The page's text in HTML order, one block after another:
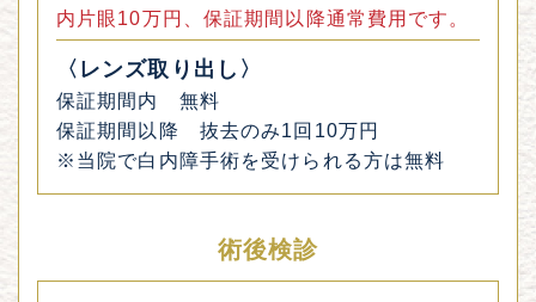
内片眼10万円、保証期間以降通常費用です。
〈レンズ取り出し〉
保証期間内 無料
保証期間以降 抜去のみ1回10万円
※当院で白内障手術を受けられる方は無料
術後検診